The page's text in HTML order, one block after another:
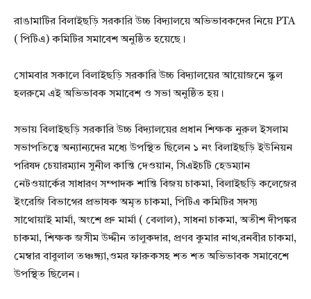
রাঙামাটির বিলাইছড়ি সরকারি উচ্চ বিদ্যালয়ে অভিভাবকদের নিয়ে PTA
( পিটিএ) কমিটির সমাবেশ অনুষ্ঠিত হয়েছে।
সোমবার সকালে বিলাইছড়ি সরকারি উচ্চ বিদ্যালয়ের আয়োজনে স্কুল
হলরুমে এই অভিভাবক সমাবেশ ও সভা অনুষ্ঠিত হয়।
সভায় বিলাইছড়ি সরকারি উচ্চ বিদ্যালয়ের প্রধান শিক্ষক নুরুল ইসলাম
সভাপতিত্বে অন্যান্যদের মধ্যে উপস্থিত ছিলেন ১ নং বিলাইছড়ি ইউনিয়ন
পরিষদ চেয়ারম্যান সুনীল কান্তি দেওয়ান, সিএইচটি হেডম্যান
নেটওয়ার্কের সাধারণ সম্পাদক শান্তি বিজয় চাকমা, বিলাইছড়ি কলেজের
ইংরেজি বিভাগের প্রভাষক অমৃত চাকমা, পিটিএ কমিটির সদস্য
সাথোয়াই মার্মা, অংশে প্রু মার্মা ( বেলাল), সাধনা চাকমা, অতীশ দীপঙ্কর
চাকমা, শিক্ষক জসীম উদ্দীন তালুকদার, প্রণব কুমার নাথ,রনবীর চাকমা,
মেম্বার বাবুলাল তঞ্চঙ্গ্যা,ওমর ফারুকসহ শত শত অভিভাবক সমাবেশে
উপস্থিত ছিলেন।